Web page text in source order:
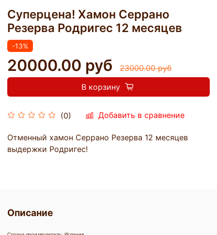
Суперцена! Хамон Серрано
Резерва Родригес 12 месяцев
(0) Добавить в сравнение
-13%
20000.00 руб
23000.00 руб
В корзину
Отменный хамон Серрано Резерва 12 месяцев
выдержки Родригес!
Описание